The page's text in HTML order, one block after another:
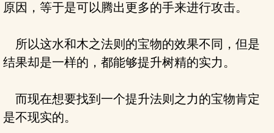
原因，等于是可以腾出更多的手来进行攻击。
所以这水和木之法则的宝物的效果不同，但是
结果却是一样的，都能够提升树精的实力。
而现在想要找到一个提升法则之力的宝物肯定
是不现实的。